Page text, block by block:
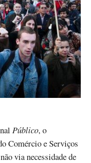
Público, o
Comércio e Serviços
via necessidade de